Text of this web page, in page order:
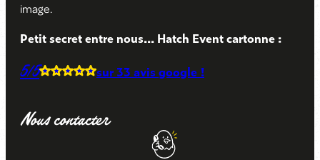
image.
Petit secret entre nous... Hatch Event cartonne :
5/5 sur 33 avisgoogle !
Nous contacter